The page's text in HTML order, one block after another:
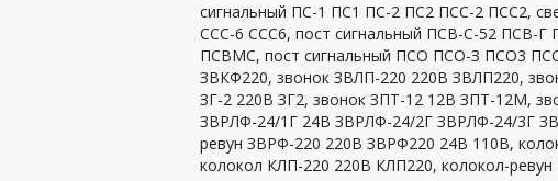
сигнальный ПС-1 ПС1 ПС-2 ПС2 ПСС-2 ПСС2,
ССС-6 ССС6, пост сигнальный ПСВ-С-52
ПСВМС, пост сигнальный ПСО ПСО-З ПСО3
ЗВКФ220, звонок ЗВЛП-220 220В ЗВЛП220,
ЗГ-2 220В ЗГ2, звонок ЗПТ-12 12В ЗПТ-12М,
ЗВРЛФ-24/1Г 24В ЗВРЛФ-24/2Г ЗВРЛФ-24/3Г
ревун ЗВРФ-220 220В ЗВРФ220 24В 110В,
колокол КЛП-220 220В КЛП220, колокол-